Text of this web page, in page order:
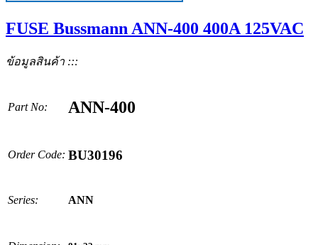
FUSE Bussmann ANN-400 400A 125VAC
ข้อมูลสินค้า :::
Part No: ANN-400
Order Code: BU30196
Series: ANN